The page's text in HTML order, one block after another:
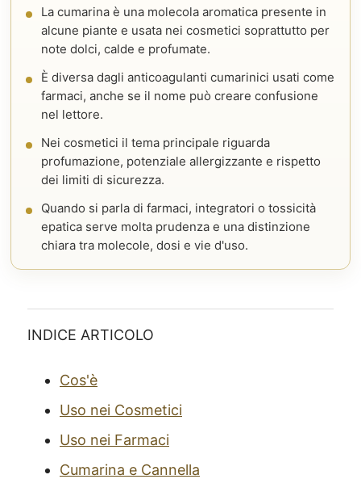
La cumarina è una molecola aromatica presente in
alcune piante e usata nei cosmetici soprattutto per
note dolci, calde e profumate.
È diversa dagli anticoagulanti cumarinici usati come
farmaci, anche se il nome può creare confusione
nel lettore.
Nei cosmetici il tema principale riguarda
profumazione, potenziale allergizzante e rispetto
dei limiti di sicurezza.
Quando si parla di farmaci, integratori o tossicità
epatica serve molta prudenza e una distinzione
chiara tra molecole, dosi e vie d'uso.
INDICE ARTICOLO
Cos'è
Uso nei Cosmetici
Uso nei Farmaci
Cumarina e Cannella